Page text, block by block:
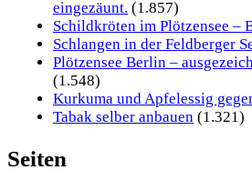
eingezäunt. (1.857)
Schildkröten im Plötzensee –
Schlangen in der Feldberger
Plötzensee Berlin –
(1.548)
Kurkuma und Apfelessig
Tabak selber anbauen (1.321)
Seiten